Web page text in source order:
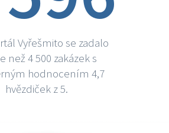
Vyřešmito se zadalo
než 4 500 zakázek s
hodnocením 4,7
hvězdiček z 5.